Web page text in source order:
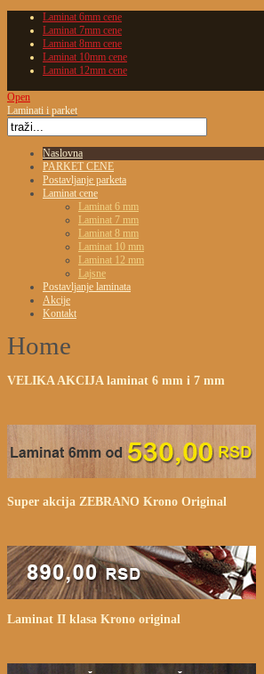
Laminat 6mm cene
Laminat 7mm cene
Laminat 8mm cene
Laminat 10mm cene
Laminat 12mm cene
Open
Laminati i parket
Naslovna
PARKET CENE
Postavljanje parketa
Laminat cene
Laminat 6 mm
Laminat 7 mm
Laminat 8 mm
Laminat 10 mm
Laminat 12 mm
Lajsne
Postavljanje laminata
Akcije
Kontakt
Home
VELIKA AKCIJA laminat 6 mm i 7 mm
Super akcija ZEBRANO Krono Original
Laminat II klasa Krono original